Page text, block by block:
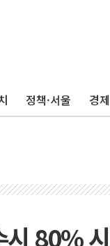
정책·서울 경제
80%